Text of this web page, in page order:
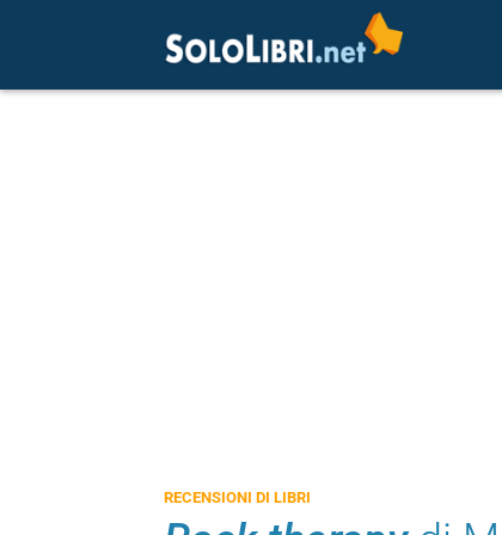
RECENSIONI DI LIBRI